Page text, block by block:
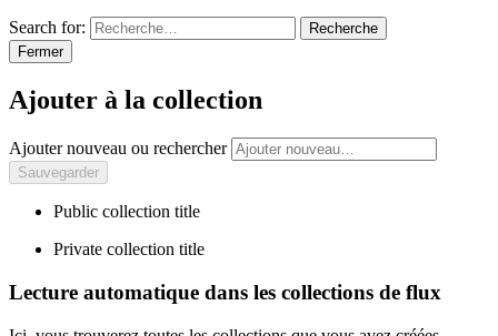
Search for:
Recherche
Fermer
Ajouter à la collection
Ajouter nouveau ou rechercher
Public collection title
Private collection title
Lecture automatique dans les collections de flux